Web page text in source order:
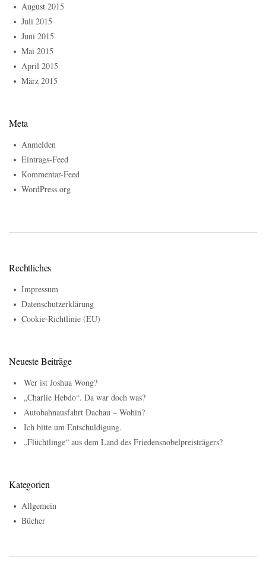
August 2015
Juli 2015
Juni 2015
Mai 2015
April 2015
März 2015
Meta
Anmelden
Eintrags-Feed
Kommentar-Feed
WordPress.org
Rechtliches
Impressum
Datenschutzerklärung
Cookie-Richtlinie (EU)
Neueste Beiträge
Wer ist Joshua Wong?
„Charlie Hebdo“. Da war doch was?
Autobahnausfahrt Dachau – Wohin?
Ich bitte um Entschuldigung.
„Flüchtlinge“ aus dem Land des Friedensnobelpreisträgers?
Kategorien
Allgemein
Bücher